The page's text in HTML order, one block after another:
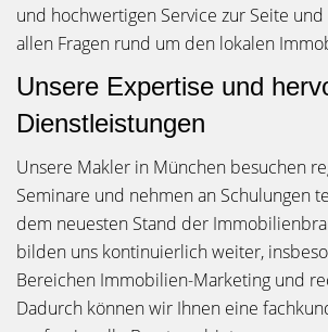
und hochwertigen Service zur Seite
allen Fragen rund um den lokalen
Unsere Expertise und
Dienstleistungen
Unsere Makler in München besuchen
Seminare und nehmen an Schulungen
dem neuesten Stand der
bilden uns kontinuierlich weiter,
Bereichen Immobilien-Marketing und
Dadurch können wir Ihnen eine